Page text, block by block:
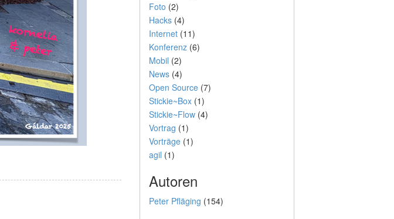
Foto (2)
Hacks(4)
Internet(11)
Konferenz(6)
Mobil (2)
News(4)
Open Source(7)
Stickie~Box(1)
Stickie~Flow(4)
Vortrag (1)
Vorträge(1)
agil (1)
Autoren
Peter Pfläging (154)